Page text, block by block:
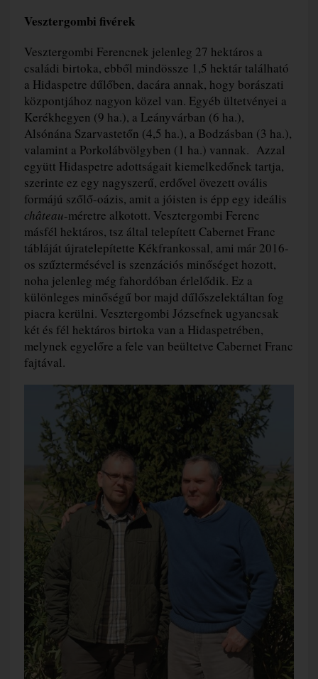
Vesztergombi fivérek
Vesztergombi Ferencnek jelenleg 27 hektáros a
családi birtoka, ebből mindössze 1,5 hektár található
a Hidaspetre dűlőben, dacára annak, hogy borászati
központjához nagyon közel van. Egyéb ültetvényei a
Kerékhegyen (9 ha.), a Leányvárban (6 ha.),
Alsónána Szarvastetőn (4,5 ha.), a Bodzásban (3 ha.),
valamint a Porkolábvölgyben (1 ha.) vannak. Azzal
együtt Hidaspetre adottságait kiemelkedőnek tartja,
szerinte ez egy nagyszerű, erdővel övezett ovális
formájú szőlő-oázis, amit a jóisten is épp egy ideális
château-méretre alkotott. Vesztergombi Ferenc
másfél hektáros, tsz által telepített Cabernet Franc
tábláját újratelepítette Kékfrankossal, ami már 2016-
os szűztermésével is szenzációs minőséget hozott,
noha jelenleg még fahordóban érlelődik. Ez a
különleges minőségű bor majd dűlőszelektáltan fog
piacra kerülni. Vesztergombi Józsefnek ugyancsak
két és fél hektáros birtoka van a Hidaspetrében,
melynek egyelőre a fele van beültetve Cabernet Franc
fajtával.